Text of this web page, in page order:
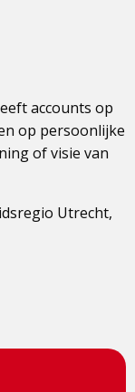
accounts op
op persoonlijke
of visie van
Utrecht,